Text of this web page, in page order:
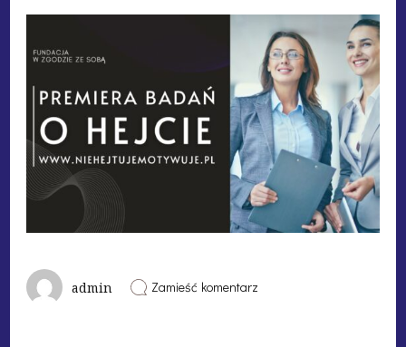
admin Zamieść komentarz